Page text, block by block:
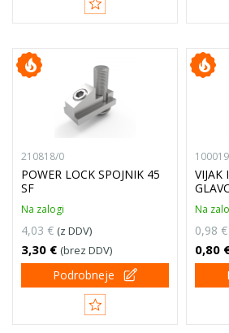
210818/0
POWER LOCK SPOJNIK 45
SF
Na zalogi
4,03 € (z DDV)
3,30 € (brez DDV)
Podrobneje
VIJAK
Na
0,98 €
0,80